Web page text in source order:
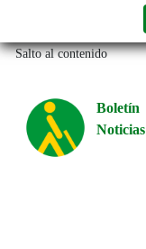
Salto al contenido
Boletín